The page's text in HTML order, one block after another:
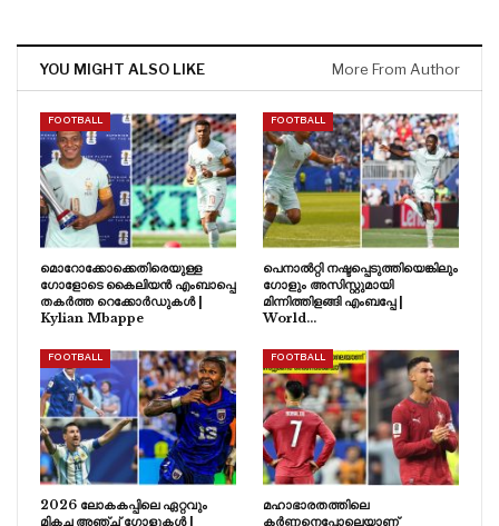
YOU MIGHT ALSO LIKE More From Author
FOOTBALL
മൊറോക്കോക്കെതിരെയുള്ള
ഗോളോടെ കൈലിയൻ എംബാപ്പെ
തകർത്ത റെക്കോർഡുകൾ |
Kylian Mbappe
FOOTBALL
പെനാൽറ്റി നഷ്ടപ്പെടുത്തിയെങ്കിലും
ഗോളും അസിസ്റ്റുമായി
മിന്നിത്തിളങ്ങി എംബപ്പേ |
World…
FOOTBALL
2026 ലോകകപ്പിലെ ഏറ്റവും
മികച്ച അഞ്ച് ഗോളുകൾ |
FOOTBALL
മഹാഭാരതത്തിലെ
കർണ്ണനെപ്പോലെയാണ്